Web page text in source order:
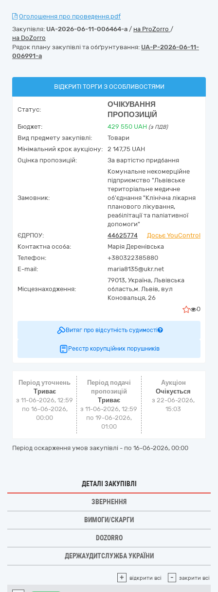
Оголошення про проведення.pdf
Закупівля: UA-2026-06-11-006464-a / на ProZorro /
на DoZorro
Рядок плану закупівлі та обґрунтування: UA-P-2026-06-11-
006991-a
ВІДКРИТІ ТОРГИ З ОСОБЛИВОСТЯМИ
Статус:
ОЧІКУВАННЯ
ПРОПОЗИЦІЙ
Бюджет: 429 550 UAH (з ПДВ)
Вид предмету закупівлі:
Товари
Мінімальний крок аукціону:
2 147,75 UAH
Оцінка пропозицій:
За вартістю придбання
Замовник:
Комунальне некомерційне
підприємство "Львівське
територіальне медичне
об'єднання "Клінічна лікарня
планового лікування,
реабілітації та паліативної
допомоги"
ЄДРПОУ:
44625774
Досьє YouControl
Контактна особа:
Марія Деренівська
Телефон:
+380322385880
E-mail:
maria8135@ukr.net
Місцезнаходження:
79013, Україна, Львівська
область,м. Львів, вул
Коновальця, 26
0
Витяг про відсутність судимості
Реєстр корупційних порушників
Період уточнень
Триває
з 11-06-2026, 12:59
по 16-06-2026,
00:00
Період подачі
пропозицій
Триває
з 11-06-2026, 12:59
по 19-06-2026,
01:00
Аукціон
Очікується
з22-06-2026,
15:03
Період оскарження умов закупівлі - по 16-06-2026, 00:00
ДЕТАЛІ ЗАКУПІВЛІ
ЗВЕРНЕННЯ
ВИМОГИ/СКАРГИ
DOZORRO
ДЕРЖАУДИТСЛУЖБА УКРАЇНИ
+ відкрити всі - закрити всі